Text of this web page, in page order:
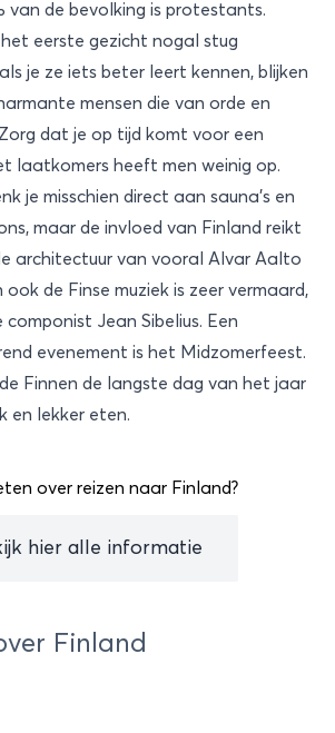
van de bevolking is protestants.
het eerste gezicht nogal stug
je ze iets beter leert kennen, blijken
mensen die van orde en
dat je op tijd komt voor een
laatkomers heeft men weinig op.
je misschien direct aan sauna’s en
maar de invloed van Finland reikt
architectuur van vooral Alvar Aalto
de Finse muziek is zeer vermaard,
Jean Sibelius. Een
evenement is het Midzomerfeest.
Finnen de langste dag van het jaar
en lekker eten.
over reizen naar Finland?
hier alle informatie
Finland